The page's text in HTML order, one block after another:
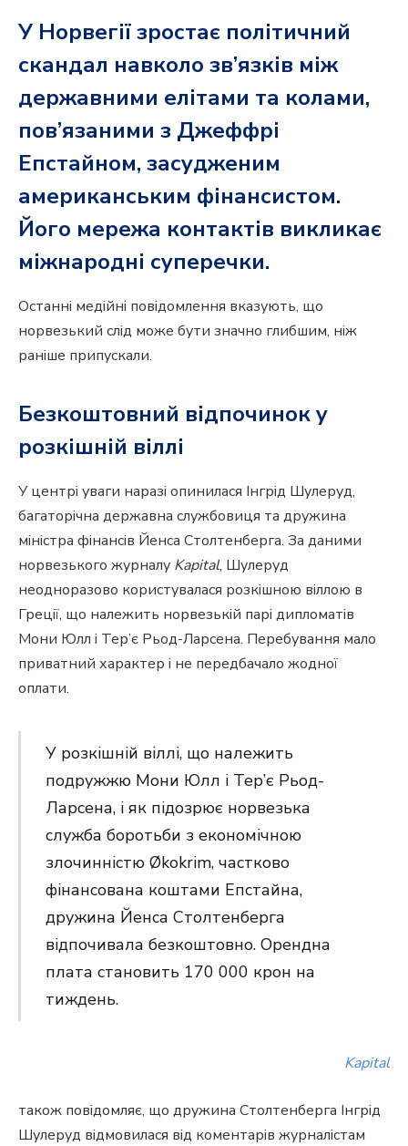
У Норвегії зростає політичний
скандал навколо зв’язків між
державними елітами та колами,
пов’язаними з Джеффрі
Епстайном, засудженим
американським фінансистом.
Його мережа контактів викликає
міжнародні суперечки.
Останні медійні повідомлення вказують, що
норвезький слід може бути значно глибшим, ніж
раніше припускали.
Безкоштовний відпочинок у
розкішній віллі
У центрі уваги наразі опинилася Інгрід Шулеруд,
багаторічна державна службовиця та дружина
міністра фінансів Йенса Столтенберга. За даними
норвезького журналу Kapital, Шулеруд
неодноразово користувалася розкішною віллою в
Греції, що належить норвезькій парі дипломатів
Мони Юлл і Тер’є Рьод-Ларсена. Перебування мало
приватний характер і не передбачало жодної
оплати.
У розкішній віллі, що належить
подружжю Мони Юлл і Тер’є Рьод-
Ларсена, і як підозрює норвезька
служба боротьби з економічною
злочинністю Økokrim, частково
фінансована коштами Епстайна,
дружина Йенса Столтенберга
відпочивала безкоштовно. Орендна
плата становить 170 000 крон на
тиждень.
Kapital
також повідомляє, що дружина Столтенберга Інгрід
Шулеруд відмовилася від коментарів журналістам